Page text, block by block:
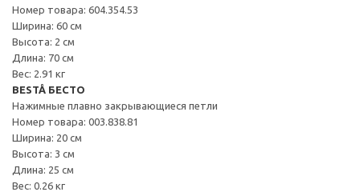
Номер товара: 604.354.53
Ширина: 60 см
Высота: 2 см
Длина: 70 см
Вес: 2.91 кг
BESTÅ БЕСТО
Нажимные плавно закрывающиеся петли
Номер товара: 003.838.81
Ширина: 20 см
Высота: 3 см
Длина: 25 см
Вес: 0.26 кг